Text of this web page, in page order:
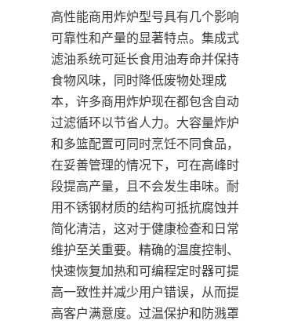
高性能商用炸炉型号具有几个影响
可靠性和产量的显著特点。集成式
滤油系统可延长食用油寿命并保持
食物风味，同时降低废物处理成
本，许多商用炸炉现在都包含自动
过滤循环以节省人力。大容量炸炉
和多篮配置可同时烹饪不同食品，
在妥善管理的情况下，可在高峰时
段提高产量，且不会发生串味。耐
用不锈钢材质的结构可抵抗腐蚀并
简化清洁，这对于健康检查和日常
维护至关重要。精确的温度控制、
快速恢复加热和可编程定时器可提
高一致性并减少用户错误，从而提
高客户满意度。过温保护和防溅罩